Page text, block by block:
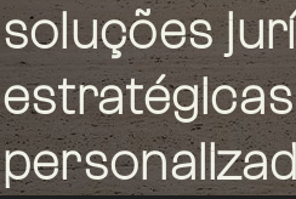
soluções
estratégicas